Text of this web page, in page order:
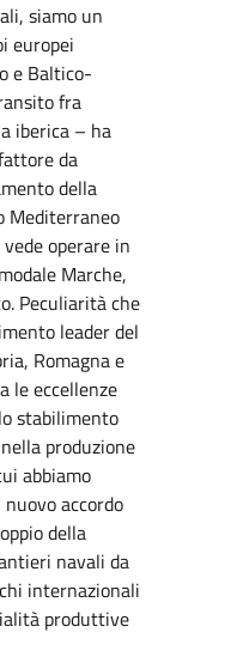
siamo un
europei
e Baltico-
fra
iberica – ha
da
della
Mediterraneo
operare in
Marche,
Peculiarità che
leader del
Romagna e
le eccellenze
stabilimento
produzione
abbiamo
accordo
della
navali da
internazionali
produttive